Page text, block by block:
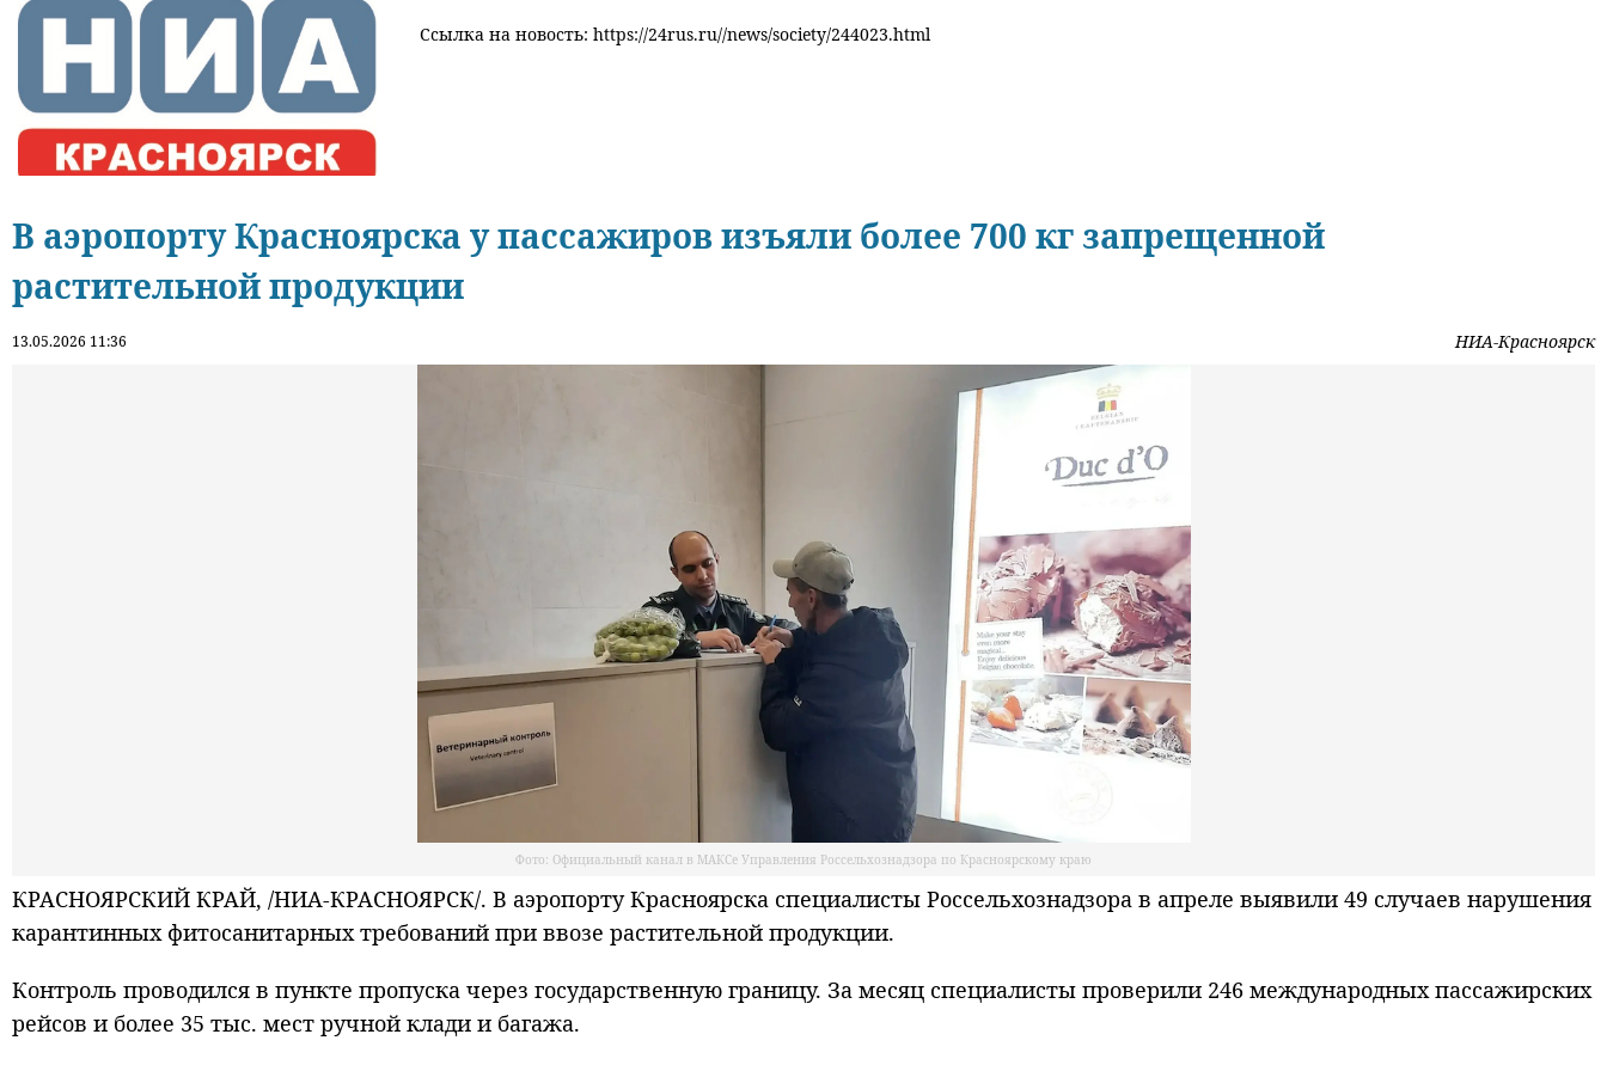
Ссылка на новость: https://24rus.ru//news/society/244023.html
В аэропорту Красноярска у пассажиров изъяли более 700 кг запрещенной
растительной продукции
13.05.2026 11:36 НИА-Красноярск
Фото: Официальный канал в МАКСе Управления Россельхознадзора по Красноярскому краю
КРАСНОЯРСКИЙ КРАЙ, /НИА-КРАСНОЯРСК/. В аэропорту Красноярска специалисты Россельхознадзора в апреле выявили 49 случаев нарушения
карантинных фитосанитарных требований при ввозе растительной продукции.
Контроль проводился в пункте пропуска через государственную границу. За месяц специалисты проверили 246 международных пассажирских
рейсов и более 35 тыс. мест ручной клади и багажа.